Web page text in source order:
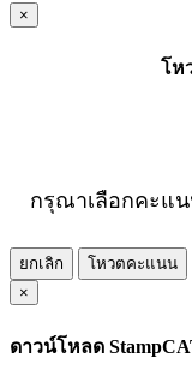
×
โห
กรุณาเลือกคะแ
ยกเลิก
โหวตคะแนน
×
ดาวน์โหลด